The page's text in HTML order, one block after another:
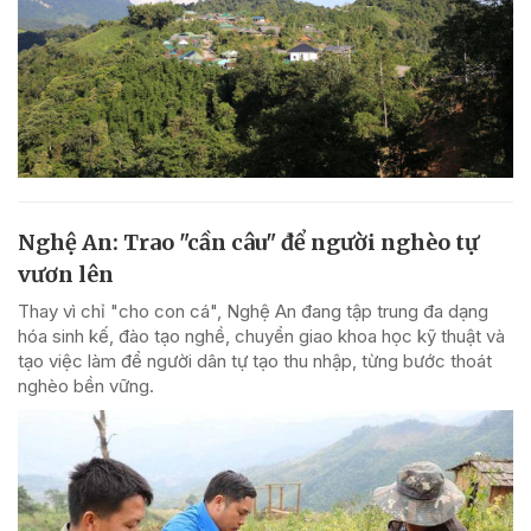
Nghệ An: Trao "cần câu" để người nghèo tự
vươn lên
Thay vì chỉ "cho con cá", Nghệ An đang tập trung đa dạng
hóa sinh kế, đào tạo nghề, chuyển giao khoa học kỹ thuật và
tạo việc làm để người dân tự tạo thu nhập, từng bước thoát
nghèo bền vững.